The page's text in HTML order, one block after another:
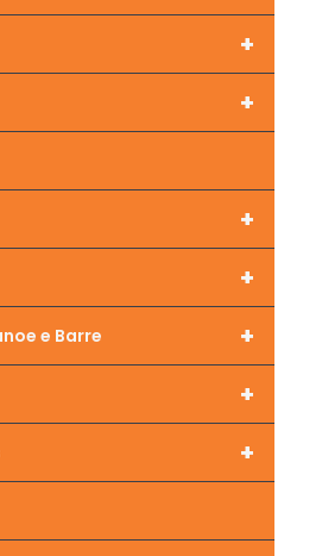
+
+
+
+
+
e Barre
+
+